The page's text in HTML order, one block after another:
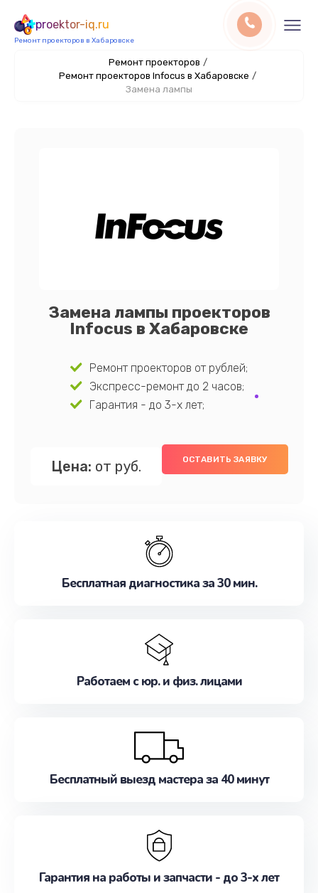
proektor-iq.ru
Ремонт проекторов в Хабаровске
Ремонт проекторов /
Ремонт проекторов Infocus в Хабаровске /
Замена лампы
Замена лампы проекторов
Infocus в Хабаровске
Ремонт проекторов от рублей;
Экспресс-ремонт до 2 часов;
Гарантия - до 3-х лет;
Цена: от руб. ОСТАВИТЬ ЗАЯВКУ
Бесплатная диагностика за 30 мин.
Работаем с юр. и физ. лицами
Бесплатный выезд мастера за 40 минут
Гарантия на работы и запчасти - до 3-х лет